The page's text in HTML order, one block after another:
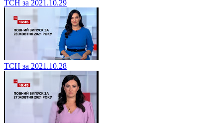
ТСН за 2021.10.29
ТСН за 2021.10.28